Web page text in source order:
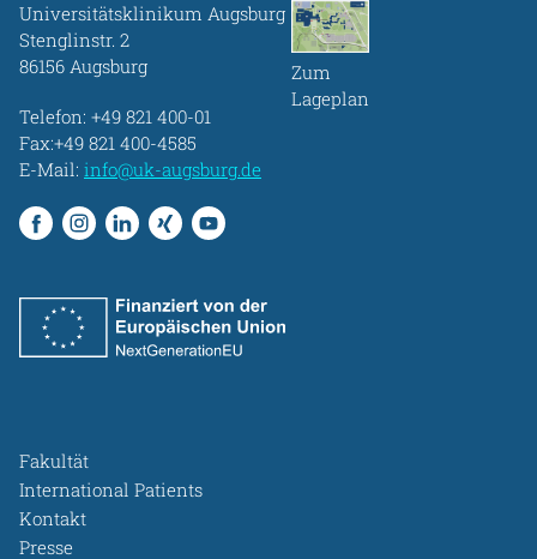
Universitätsklinikum Augsburg
Stenglinstr. 2
86156 Augsburg
Telefon: +49 821 400-01
Fax:+49 821 400-4585
E-Mail: info@uk-augsburg.de
Zum
Lageplan
Fakultät
International Patients
Kontakt
Presse